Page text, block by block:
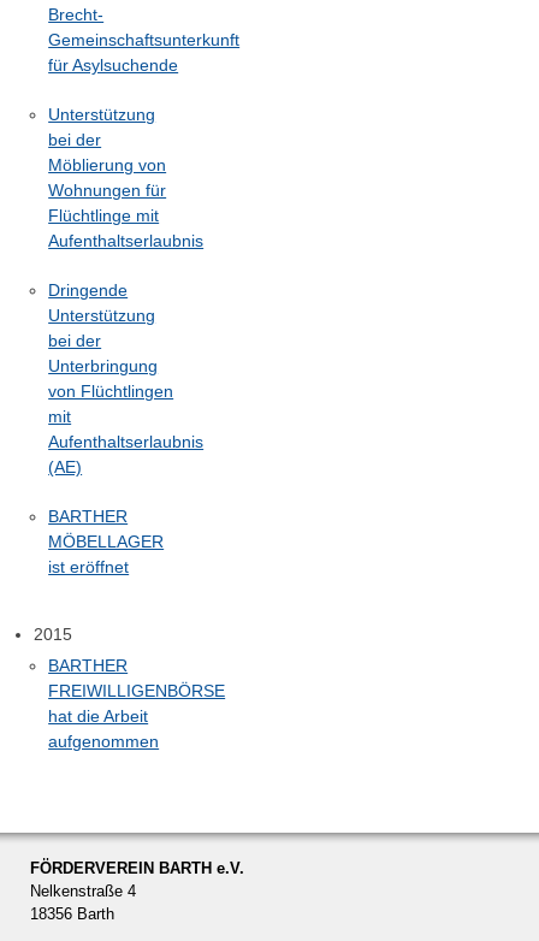
Brecht-
Gemeinschaftsunterkunft
für Asylsuchende
Unterstützung
bei der
Möblierung von
Wohnungen für
Flüchtlinge mit
Aufenthaltserlaubnis
Dringende
Unterstützung
bei der
Unterbringung
von Flüchtlingen
mit
Aufenthaltserlaubnis
(AE)
BARTHER
MÖBELLAGER
ist eröffnet
2015
BARTHER
FREIWILLIGENBÖRSE
hat die Arbeit
aufgenommen
FÖRDERVEREIN BARTH e.V.
Nelkenstraße 4
18356 Barth